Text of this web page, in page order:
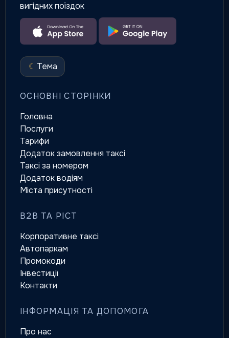
вигідних поїздок
☾ Тема
ОСНОВНІ СТОРІНКИ
Головна
Послуги
Тарифи
Додаток замовлення таксі
Таксі за номером
Додаток водіям
Міста присутності
B2B ТА РІСТ
Корпоративне таксі
Автопаркам
Промокоди
Інвестиції
Контакти
ІНФОРМАЦІЯ ТА ДОПОМОГА
Про нас